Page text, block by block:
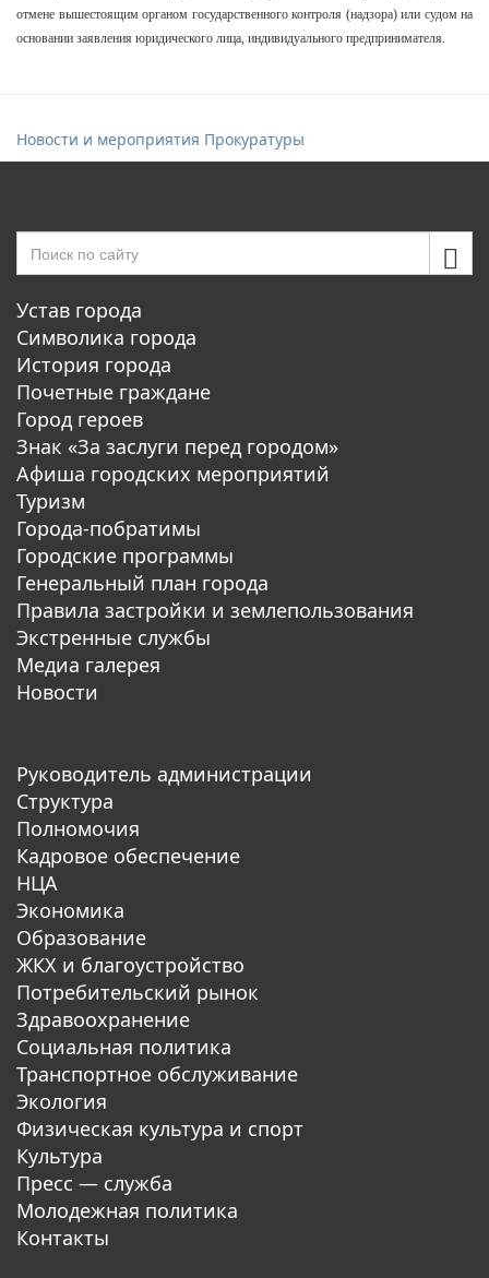
отмене вышестоящим органом государственного контроля (надзора) или судом на
основании заявления юридического лица, индивидуального предпринимателя.
Новости и мероприятия Прокуратуры
Устав города
Символика города
История города
Почетные граждане
Город героев
Знак «За заслуги перед городом»
Афиша городских мероприятий
Туризм
Города-побратимы
Городские программы
Генеральный план города
Правила застройки и землепользования
Экстренные службы
Медиа галерея
Новости
Руководитель администрации
Структура
Полномочия
Кадровое обеспечение
НЦА
Экономика
Образование
ЖКХ и благоустройство
Потребительский рынок
Здравоохранение
Социальная политика
Транспортное обслуживание
Экология
Физическая культура и спорт
Культура
Пресс — служба
Молодежная политика
Контакты